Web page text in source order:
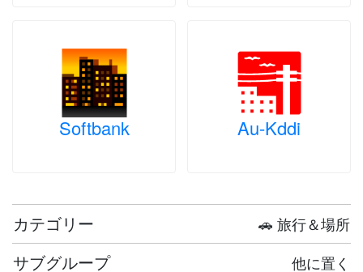
Softbank Au-Kddi
カテゴリー 🚗 旅行＆場所
サブグループ 他に置く